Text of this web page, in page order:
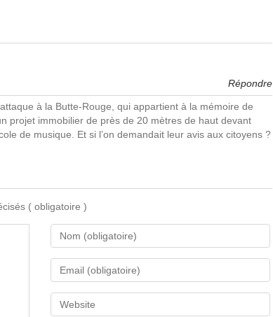
Répondre
à la Butte-Rouge, qui appartient à la mémoire de
projet immobilier de près de 20 mètres de haut devant
de musique. Et si l’on demandait leur avis aux citoyens ?
( obligatoire )